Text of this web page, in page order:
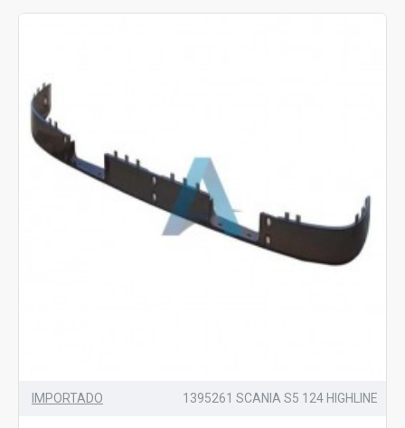
IMPORTADO 1395261 SCANIA S5 124 HIGHLINE